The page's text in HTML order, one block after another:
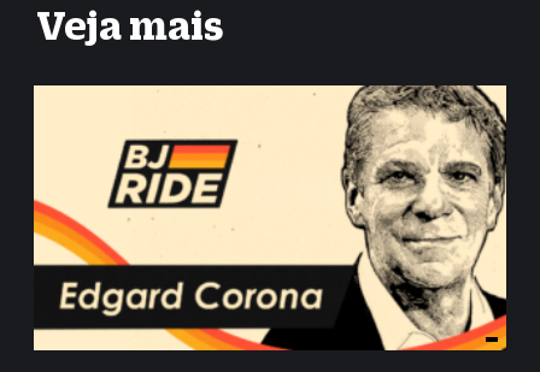
Veja mais